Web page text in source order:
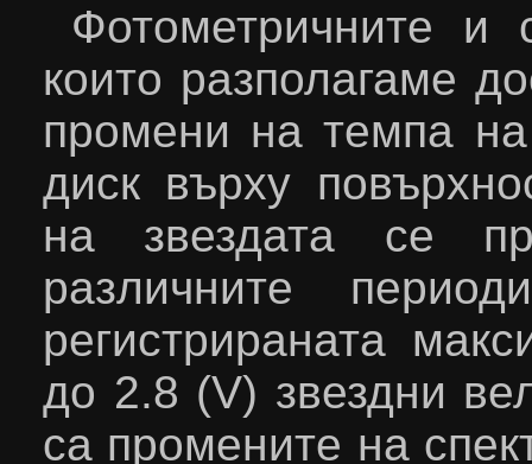
Фотометричните и
които разполагаме
промени на темпа на
диск върху
на звездата се
различните
регистрираната
до 2.8 (V) звездни
са промените на